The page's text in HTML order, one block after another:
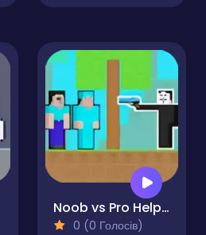
Noob vs Pro Help Hacker
0 (0 Голосів)